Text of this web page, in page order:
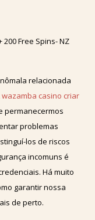
relacionada
wazamba casino criar
permanecermos
problemas
los de riscos
incomuns é
Há muito
garantir nossa
de perto.